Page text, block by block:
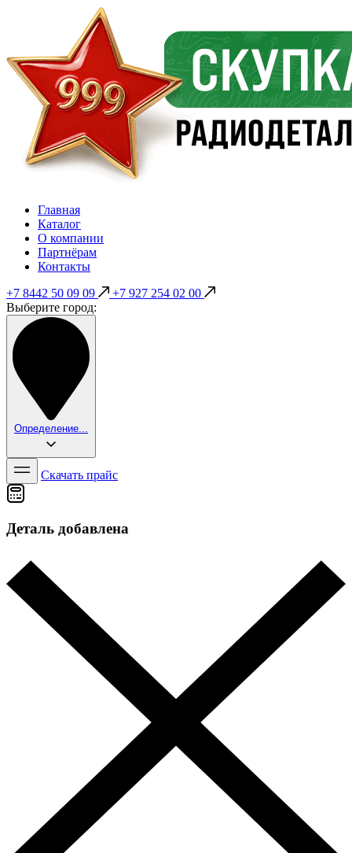
Главная
Каталог
О компании
Партнёрам
Контакты
+7 8442 50 09 09
+7 927 254 02 00
Выберите город:
Определение...
Скачать прайс
Деталь добавлена